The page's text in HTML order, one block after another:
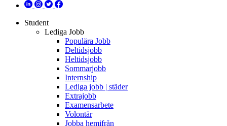
Student
Lediga Jobb
Populära Jobb
Deltidsjobb
Heltidsjobb
Sommarjobb
Internship
Lediga jobb | städer
Extrajobb
Examensarbete
Volontär
Jobba hemifrån